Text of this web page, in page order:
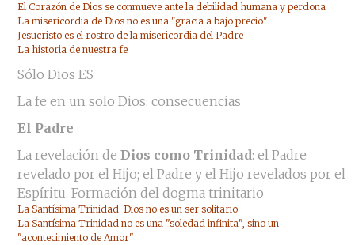
El Corazón de Dios se conmueve ante la debilidad humana y perdona
La misericordia de Dios no es una "gracia a bajo precio"
Jesucristo es el rostro de la misericordia del Padre
La historia de nuestra fe
Sólo Dios ES
La fe en un solo Dios: consecuencias
El Padre
La revelación de Dios como Trinidad: el Padre
revelado por el Hijo; el Padre y el Hijo revelados por el
Espíritu. Formación del dogma trinitario
La Santísima Trinidad: Dios no es un ser solitario
La Santísima Trinidad no es una "soledad infinita", sino un
"acontecimiento de Amor"